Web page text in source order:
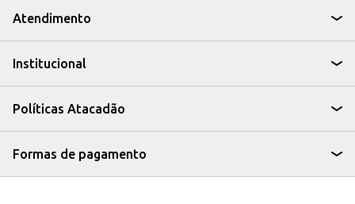
Atendimento
Institucional
Políticas Atacadão
Formas de pagamento